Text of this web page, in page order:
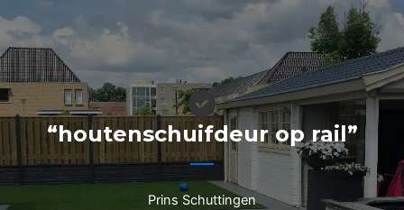
naar
de
inhoud
“houtenschuifdeur op rail”
Prins Schuttingen